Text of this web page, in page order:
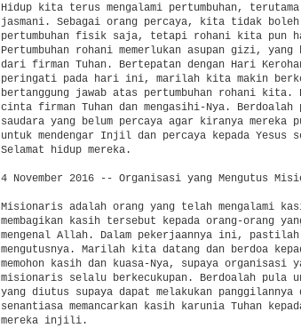
Hidup kita terus mengalami pertumbuhan,
jasmani. Sebagai orang percaya, kita tidak boleh
pertumbuhan fisik saja, tetapi rohani kita pun
Pertumbuhan rohani memerlukan asupan gizi,
dari firman Tuhan. Bertepatan dengan Hari
peringati pada hari ini, marilah kita makin
bertanggung jawab atas pertumbuhan rohani
cinta firman Tuhan dan mengasihi-Nya. Berdoalah
saudara yang belum percaya agar kiranya mereka
untuk mendengar Injil dan percaya kepada Yesus
Selamat hidup mereka.
4 November 2016 -- Organisasi yang Mengutus
Misionaris adalah orang yang telah mengalami
membagikan kasih tersebut kepada orang-orang
mengenal Allah. Dalam pekerjaannya ini, pastilah
mengutusnya. Marilah kita datang dan berdoa
memohon kasih dan kuasa-Nya, supaya organisasi
misionaris selalu berkecukupan. Berdoalah pula
yang diutus supaya dapat melakukan panggilannya
senantiasa memancarkan kasih karunia Tuhan
mereka injili.